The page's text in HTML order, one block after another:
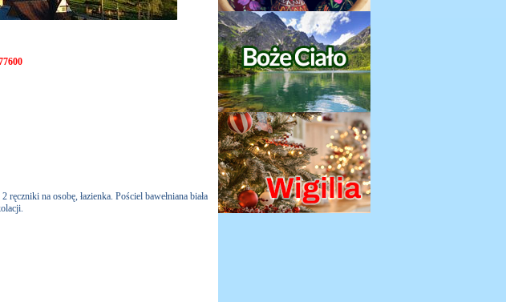
na osobę, łazienka. Pościel bawełniana biała